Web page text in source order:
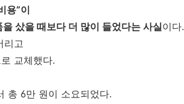
용”이
샀을 때보다 더 많이 들었다는 사실이다.
리고
교체했다.
총 6만 원이 소요되었다.